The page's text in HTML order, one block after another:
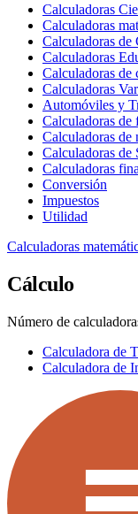
Calculadoras
Calculadoras
Calculadoras de
Calculadoras
Calculadoras de
Calculadoras
Automóviles y
Calculadoras de
Calculadoras de
Calculadoras de
Calculadoras
Conversión
Impuestos
Utilidad
Calculadoras
Cálculo
Número de
Calculadora de
Calculadora de